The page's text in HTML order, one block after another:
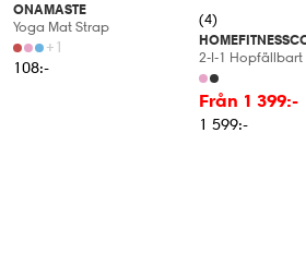
ONAMASTE
Yoga Mat Strap
+1
108:-
(4)
2-I-1
1–10 Km/h Med
5 % Manuell
Från 1 399:-
1 599:-